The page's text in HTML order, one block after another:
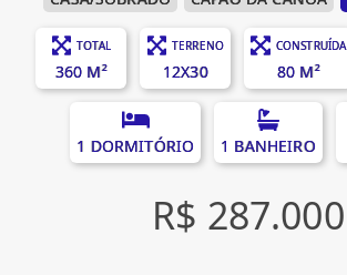
TOTAL
360 M²
TERRENO
12X30
CONSTRUÍDA
80 M²
1 DORMITÓRIO 1 BANHEIRO
R$ 287.000